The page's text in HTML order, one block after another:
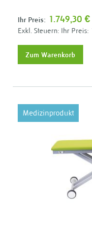
Ihr Preis: 1.749,30 €
Ihr Preis:
Zum Warenkorb
Medizinprodukt